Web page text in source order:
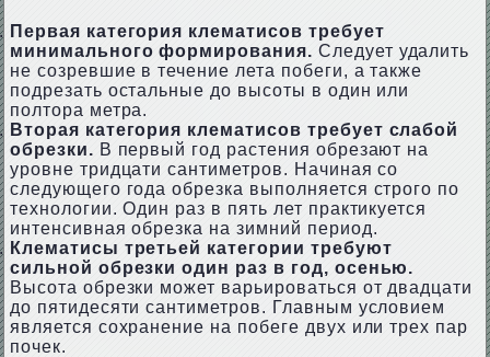
Первая категория клематисов требует
минимального формирования. Следует удалить
не созревшие в течение лета побеги, а также
подрезать остальные до высоты в один или
полтора метра.
Вторая категория клематисов требует слабой
обрезки. В первый год растения обрезают на
уровне тридцати сантиметров. Начиная со
следующего года обрезка выполняется строго по
технологии. Один раз в пять лет практикуется
интенсивная обрезка на зимний период.
Клематисы третьей категории требуют
сильной обрезки один раз в год, осенью.
Высота обрезки может варьироваться от двадцати
до пятидесяти сантиметров. Главным условием
является сохранение на побеге двух или трех пар
почек.